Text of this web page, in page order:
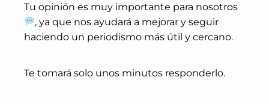
Tu opinión es muy importante para nosotros
, ya que nos ayudará a mejorar y seguir
haciendo un periodismo más útil y cercano.
Te tomará solo unos minutos responderlo.